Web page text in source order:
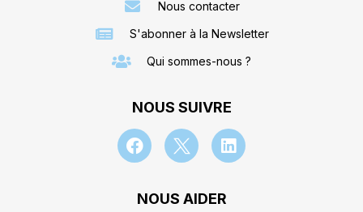
Nous contacter
S'abonner à la Newsletter
Qui sommes-nous ?
NOUS SUIVRE
NOUS AIDER